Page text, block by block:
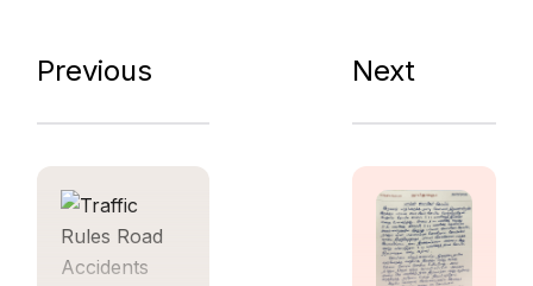
Previous Next